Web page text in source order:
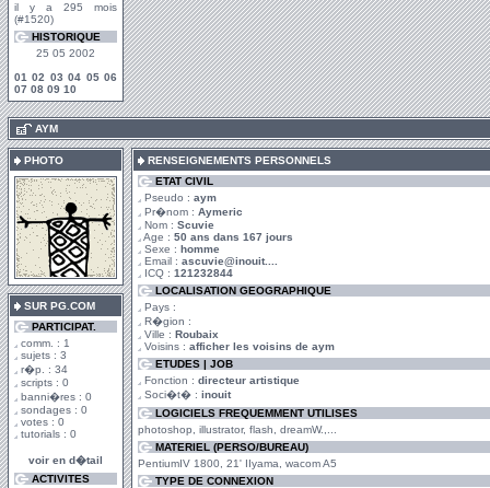
il y a 295 mois
(#1520)
HISTORIQUE
25 05 2002
01 02 03 04 05 06
07 08 09 10
AYM
PHOTO
SUR PG.COM
PARTICIPAT.
comm. : 1
sujets : 3
r�p. : 34
scripts : 0
banni�res : 0
sondages : 0
votes : 0
tutorials : 0
voir en d�tail
ACTIVITES
RENSEIGNEMENTS PERSONNELS
ETAT CIVIL
Pseudo : aym
Pr�nom : Aymeric
Nom : Scuvie
Age : 50 ans dans 167 jours
Sexe : homme
Email : ascuvie@inouit....
ICQ : 121232844
LOCALISATION GEOGRAPHIQUE
Pays :
R�gion :
Ville : Roubaix
Voisins : afficher les voisins de aym
ETUDES | JOB
Fonction : directeur artistique
Soci�t� : inouit
LOGICIELS FREQUEMMENT UTILISES
photoshop, illustrator, flash, dreamW.,...
MATERIEL (PERSO/BUREAU)
PentiumIV 1800, 21' IIyama, wacom A5
TYPE DE CONNEXION